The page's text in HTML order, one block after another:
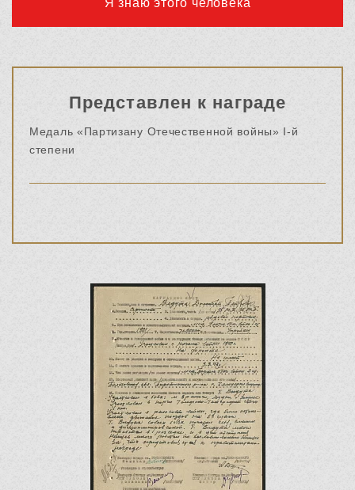
Я знаю этого человека
Представлен к награде
Медаль «Партизану Отечественной войны» I-й
степени